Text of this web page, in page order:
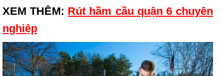
XEM THÊM: Rút hầm cầu quận 6 chuyên
nghiệp